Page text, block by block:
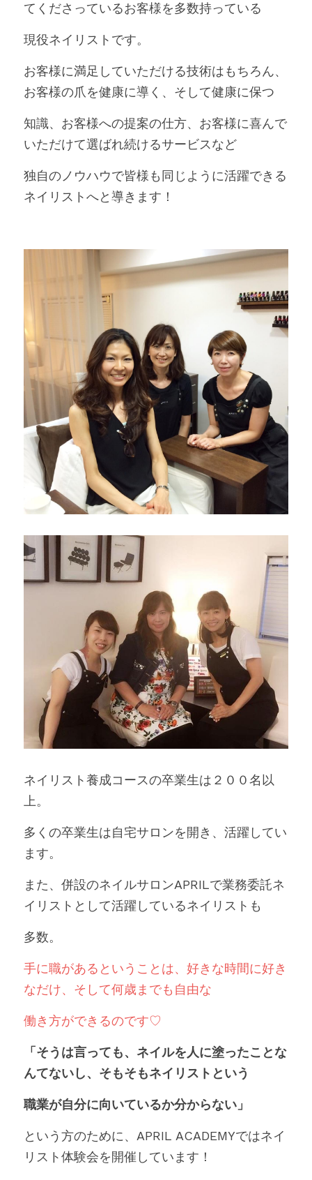
てくださっているお客様を多数持っている
現役ネイリストです。
お客様に満足していただける技術はもちろん、
お客様の爪を健康に導く、そして健康に保つ
知識、お客様への提案の仕方、お客様に喜んで
いただけて選ばれ続けるサービスなど
独自のノウハウで皆様も同じように活躍できる
ネイリストへと導きます！
ネイリスト養成コースの卒業生は２００名以
上。
多くの卒業生は自宅サロンを開き、活躍してい
ます。
また、併設のネイルサロンAPRILで業務委託ネ
イリストとして活躍しているネイリストも
多数。
手に職があるということは、好きな時間に好き
なだけ、そして何歳までも自由な
働き方ができるのです♡
「そうは言っても、ネイルを人に塗ったことな
んてないし、そもそもネイリストという
職業が自分に向いているか分からない」
という方のために、APRIL ACADEMYではネイ
リスト体験会を開催しています！